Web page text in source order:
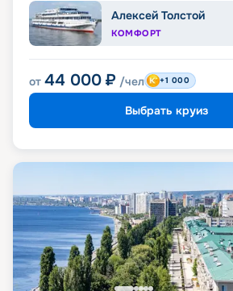
Алексей Толстой
КОМФОРТ
от 44 000 ₽ /чел +1 000
Выбрать круиз